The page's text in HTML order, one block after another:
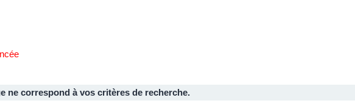
ne correspond à vos critères de recherche.